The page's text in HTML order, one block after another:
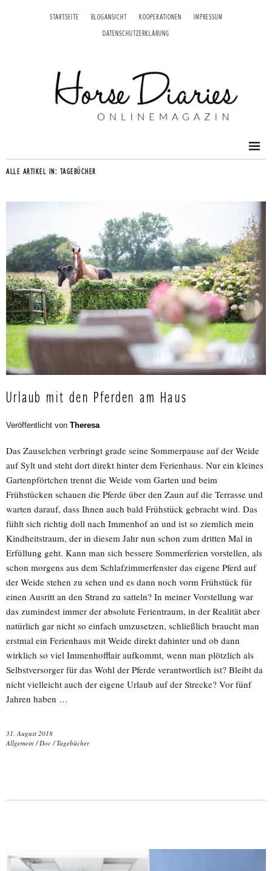
STARTSEITE BLOGANSICHT KOOPERATIONEN IMPRESSUM
DATENSCHUTZERKLÄRUNG
ALLE ARTIKEL IN: TAGEBÜCHER
Urlaub mit den Pferden am Haus
Veröffentlicht von Theresa
Das Zauselchen verbringt grade seine Sommerpause auf der Weide
auf Sylt und steht dort direkt hinter dem Ferienhaus. Nur ein kleines
Gartenpförtchen trennt die Weide vom Garten und beim
Frühstücken schauen die Pferde über den Zaun auf die Terrasse und
warten darauf, dass Ihnen auch bald Frühstück gebracht wird. Das
fühlt sich richtig doll nach Immenhof an und ist so ziemlich mein
Kindheitstraum, der in diesem Jahr nun schon zum dritten Mal in
Erfüllung geht. Kann man sich bessere Sommerferien vorstellen, als
schon morgens aus dem Schlafzimmerfenster das eigene Pferd auf
der Weide stehen zu sehen und es dann noch vorm Frühstück für
einen Ausritt an den Strand zu satteln? In meiner Vorstellung war
das zumindest immer der absolute Ferientraum, in der Realität aber
natürlich gar nicht so einfach umzusetzen, schließlich braucht man
erstmal ein Ferienhaus mit Weide direkt dahinter und ob dann
wirklich so viel Immenhofflair aufkommt, wenn man plötzlich als
Selbstversorger für das Wohl der Pferde verantwortlich ist? Bleibt da
nicht vielleicht auch der eigene Urlaub auf der Strecke? Vor fünf
Jahren haben …
31. August 2018
Allgemein /Doc/Tagebücher